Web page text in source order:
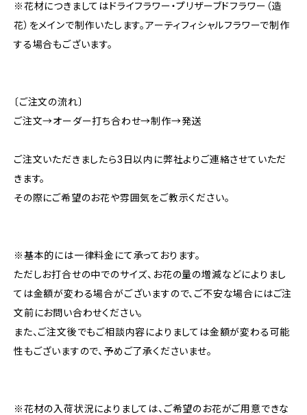
※花材につきましてはドライフラワー・プリザーブドフラワー（造
花）をメインで制作いたします。アーティフィシャルフラワーで制作
する場合もございます。
〔ご注文の流れ〕
ご注文→オーダー打ち合わせ→制作→発送
ご注文いただきましたら3日以内に弊社よりご連絡させていただ
きます。
その際にご希望のお花や雰囲気をご教示ください。
※基本的には一律料金にて承っております。
ただしお打合せの中でのサイズ、お花の量の増減などによりまし
ては金額が変わる場合がございますので、ご不安な場合にはご注
文前にお問い合わせください。
また、ご注文後でもご相談内容によりましては金額が変わる可能
性もございますので、予めご了承くださいませ。
※花材の入荷状況によりましては、ご希望のお花がご用意できな